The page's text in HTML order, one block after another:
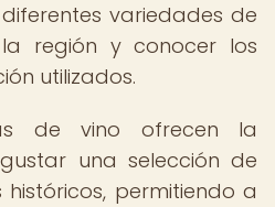
variedades de
región y conocer los
utilizados.
de vino ofrecen la
una selección de
permitiendo a